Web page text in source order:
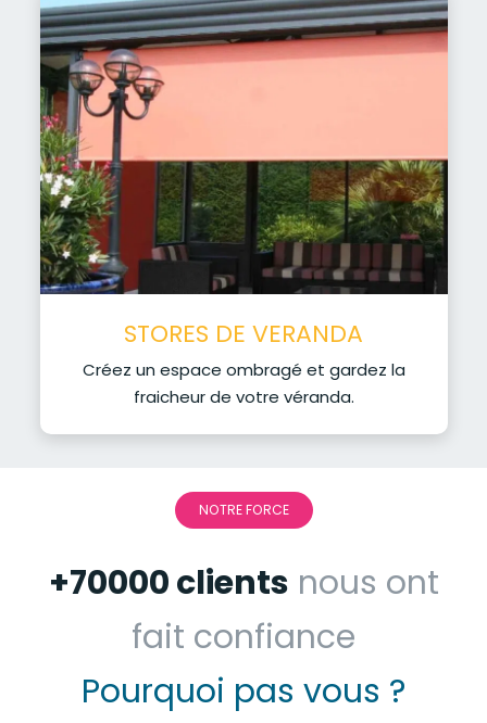
STORES DE VERANDA
Créez un espace ombragé et gardez la
fraicheur de votre véranda.
NOTRE FORCE
+70000 clients nous ont
fait confiance
Pourquoi pas vous ?